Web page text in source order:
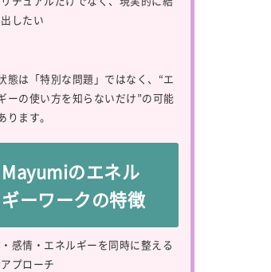
したい
態は「特別な問題」ではなく、“エ
ーの使い方を知らないだけ”の可能
ります。
Mayumiのエネル
ギーワークの特徴
感情・エネルギーを同時に整える
プローチ